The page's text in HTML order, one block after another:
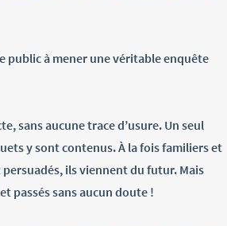
à mener une véritable enquête
sans aucune trace d’usure. Un seul
y sont contenus. À la fois familiers et
ils viennent du futur. Mais
passés sans aucun doute !